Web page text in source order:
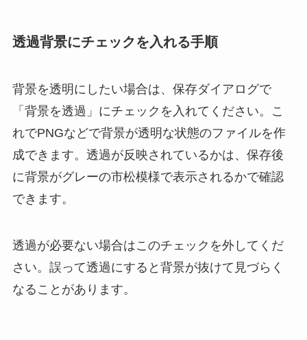
透過背景にチェックを入れる手順
背景を透明にしたい場合は、保存ダイアログで
「背景を透過」にチェックを入れてください。こ
れでPNGなどで背景が透明な状態のファイルを作
成できます。透過が反映されているかは、保存後
に背景がグレーの市松模様で表示されるかで確認
できます。
透過が必要ない場合はこのチェックを外してくだ
さい。誤って透過にすると背景が抜けて見づらく
なることがあります。